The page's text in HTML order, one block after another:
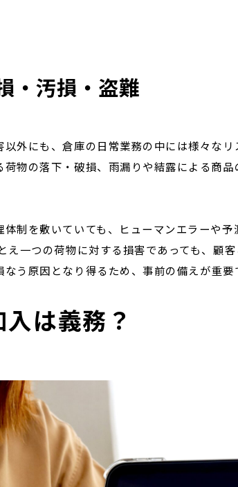
・汚損・盗難
外にも、倉庫の日常業務の中には様々なリ
物の落下・破損、雨漏りや結露による商
制を敷いていても、ヒューマンエラーや
え一つの荷物に対する損害であっても、顧
う原因となり得るため、事前の備えが重要
は義務？